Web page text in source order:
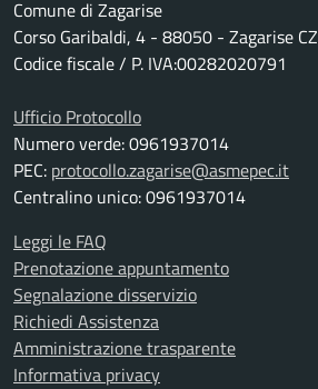
Comune di Zagarise
Corso Garibaldi, 4 - 88050 - Zagarise CZ
Codice fiscale / P. IVA:00282020791
Ufficio Protocollo
Numero verde: 0961937014
PEC: protocollo.zagarise@asmepec.it
Centralino unico: 0961937014
Leggi le FAQ
Prenotazione appuntamento
Segnalazione disservizio
Richiedi Assistenza
Amministrazione trasparente
Informativa privacy